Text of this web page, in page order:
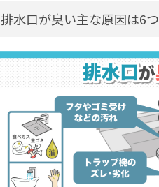
排水口が臭い主な原因は6つ